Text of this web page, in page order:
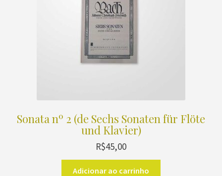
Sonata nº 2 (de Sechs Sonaten für Flöte
und Klavier)
R$45,00
Adicionar ao carrinho